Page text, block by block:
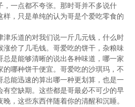
，一点都不夸张。那时哥并不多说什
样，只是单纯的认为哥是个爱吃零食的
津乐道的对我们说一斤几元钱，什么时
涨价了几毛钱。哥爱吃的饼干，杂粮味
总是能够清晰的说出各种味道，哪一家
的哪种饼干便宜。哥爱吃的沙琪玛，不
总能迅速的算出哪一种更划算，也是一
有空缺期。这些都是哥最必不可少的早
，这些东西伴随着你的清醒和沉睡。